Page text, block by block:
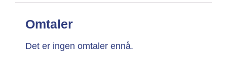
Omtaler
Det er ingen omtaler ennå.